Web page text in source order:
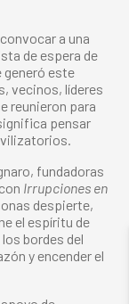
a una
de espera de
generó este
vecinos, líderes
reunieron para
pensar
fundadoras
Irrupciones en
despierte,
el espíritu de
bordes del
y encender el